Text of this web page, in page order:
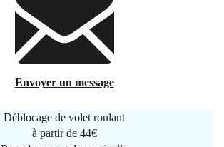
Envoyer un message
Déblocage de volet roulant
à partir de 44€